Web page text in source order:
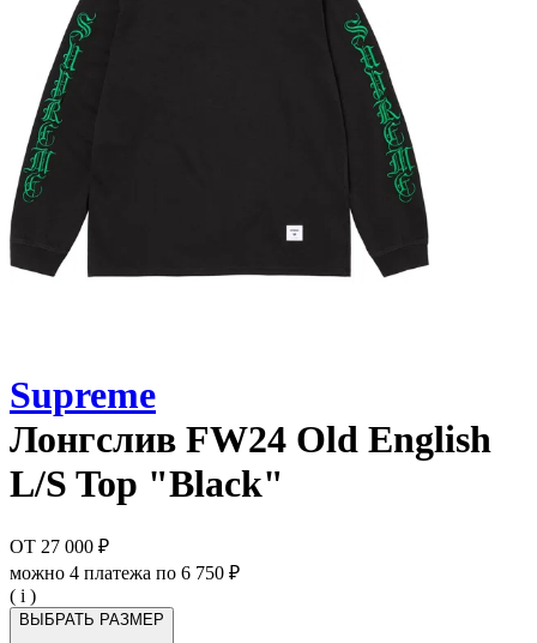
Supreme
Лонгслив FW24 Old English
L/S Top "Black"
ОТ 27 000 ₽
можно 4 платежа по 6 750 ₽
( i )
ВЫБРАТЬ РАЗМЕР